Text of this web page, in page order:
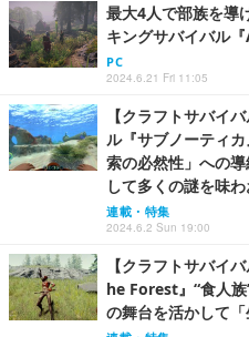
最大4人で部族を導
キングサバイバル
PC
2024.6.21 Fri 11:05
【クラフトサバイ
ル『サブノーティ
索の必然性」への
して多くの謎を味わ
連載・特集
2024.6.2 Sun 19:00
【クラフトサバイ
he Forest』“食人
の舞台を活かして